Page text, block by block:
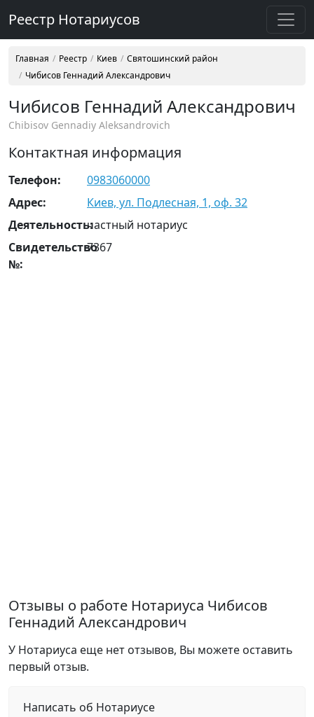
Реестр Нотариусов
Главная Реестр Киев
Святошинский район
Чибисов Геннадий Александрович
Чибисов Геннадий Александрович
Chibisov Gennadiy Aleksandrovich
Контактная информация
Телефон:
0983060000
Адрес:
Киев, ул. Подлесная, 1, оф. 32
Деятельность:частный нотариус
Свидетельство
№:
7367
Отзывы о работе Нотариуса Чибисов
Геннадий Александрович
У Нотариуса еще нет отзывов, Вы можете оставить
первый отзыв.
Написать об Нотариусе